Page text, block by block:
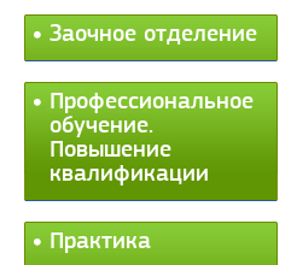
Заочное отделение
Профессиональное
обучение.
Повышение
квалификации
Практика